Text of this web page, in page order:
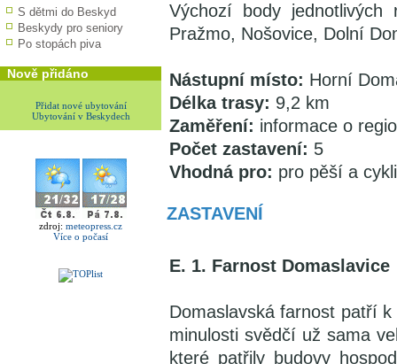
S dětmi do Beskyd
Beskydy pro seniory
Po stopách piva
Nově přidáno
Přidat nové ubytování
Ubytování v Beskydech
zdroj: meteopress.cz
Více o počasí
Výchozí body
Pražmo, Nošovice, Dolní
Nástupní místo: Horní
Délka trasy: 9,2 km
Zaměření: informace o
Počet zastavení: 5
Vhodná pro: pro pěší a
ZASTAVENÍ
E. 1. Farnost Domaslavice
Domaslavská farnost patří
minulosti svědčí už sama
které patřily budovy